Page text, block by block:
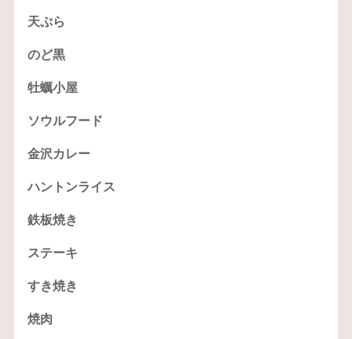
天ぷら
のど黒
牡蠣小屋
ソウルフード
金沢カレー
ハントンライス
鉄板焼き
ステーキ
すき焼き
焼肉